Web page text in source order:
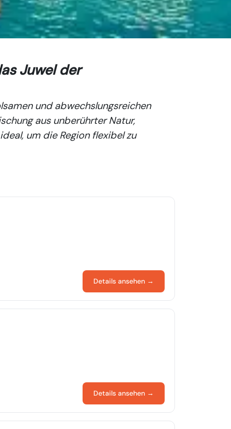
Juwel der
und abwechslungsreichen
aus unberührter Natur,
um die Region flexibel zu
Details ansehen →
Details ansehen →